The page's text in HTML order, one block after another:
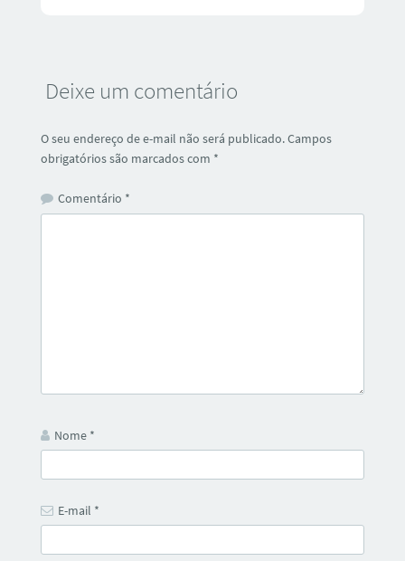
Deixe um comentário
O seu endereço de e-mail não será publicado.Campos
obrigatórios são marcados com *
Comentário *
Nome *
E-mail *